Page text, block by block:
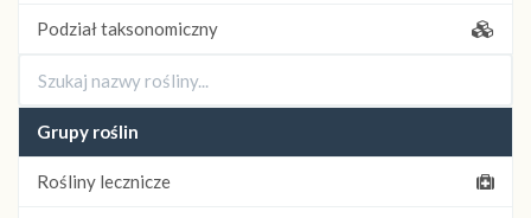
Podział taksonomiczny
Grupy roślin
Rośliny lecznicze